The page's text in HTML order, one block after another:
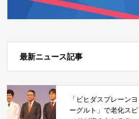
最新ニュース記事
「ビヒダスプレーンヨ
ーグルト」で老化スピ